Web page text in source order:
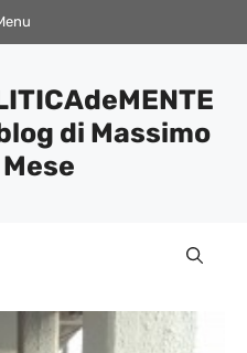
di Massimo